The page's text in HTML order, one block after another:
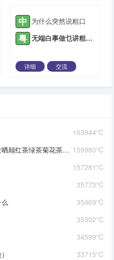
中 为什么突然说粗口
粤 无端白事做乜讲粗口?
详细
交流
163944℃
159980℃
茶菊花茶爱你爱到蒙查查
157281℃
35773℃
35469℃
35302℃
34599℃
33715℃